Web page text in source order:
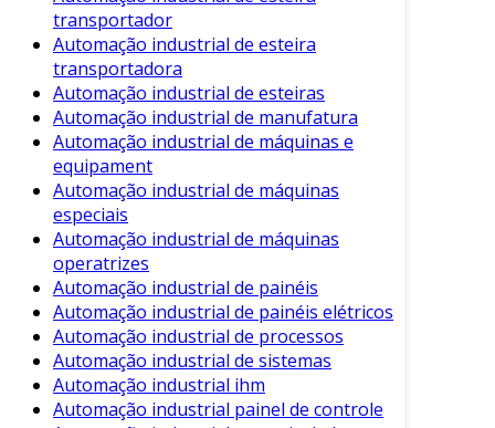
especializados, as máquinas podem executar
tarefas complexas de maneira autônoma. Além
disso, as máquinas especiais, projetadas para
atender a necessidades específicas, podem ser
otimizadas com a automação, aumentando
ainda mais a produtividade.
Benefícios da Automação de
Máquinas Especiais
Existem diversos benefícios associados à
automação de máquinas especiais. Aqui estão
alguns dos principais:
Aumento da Produtividade: Com a
automação, as máquinas trabalham de
forma contínua, reduzindo paradas e
transportador
Automação industrial de esteira
transportadora
Automação industrial de esteiras
Automação industrial de manufatura
Automação industrial de máquinas e
equipament
Automação industrial de máquinas
especiais
Automação industrial de máquinas
operatrizes
Automação industrial de painéis
Automação industrial de painéis elétricos
Automação industrial de processos
Automação industrial de sistemas
Automação industrial ihm
Automação industrial painel de controle